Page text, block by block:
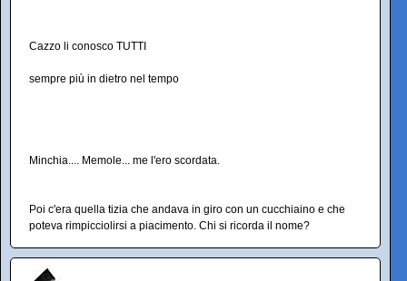
Cazzo li conosco TUTTI
sempre più in dietro nel tempo
Minchia.... Memole... me l'ero scordata.
Poi c'era quella tizia che andava in giro con un cucchiaino e che
poteva rimpicciolirsi a piacimento. Chi si ricorda il nome?